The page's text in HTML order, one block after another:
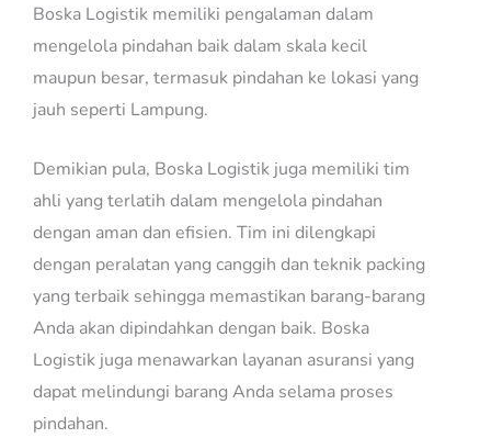
Boska Logistik memiliki pengalaman dalam
mengelola pindahan baik dalam skala kecil
maupun besar, termasuk pindahan ke lokasi yang
jauh seperti Lampung.
Demikian pula, Boska Logistik juga memiliki tim
ahli yang terlatih dalam mengelola pindahan
dengan aman dan efisien. Tim ini dilengkapi
dengan peralatan yang canggih dan teknik packing
yang terbaik sehingga memastikan barang-barang
Anda akan dipindahkan dengan baik. Boska
Logistik juga menawarkan layanan asuransi yang
dapat melindungi barang Anda selama proses
pindahan.